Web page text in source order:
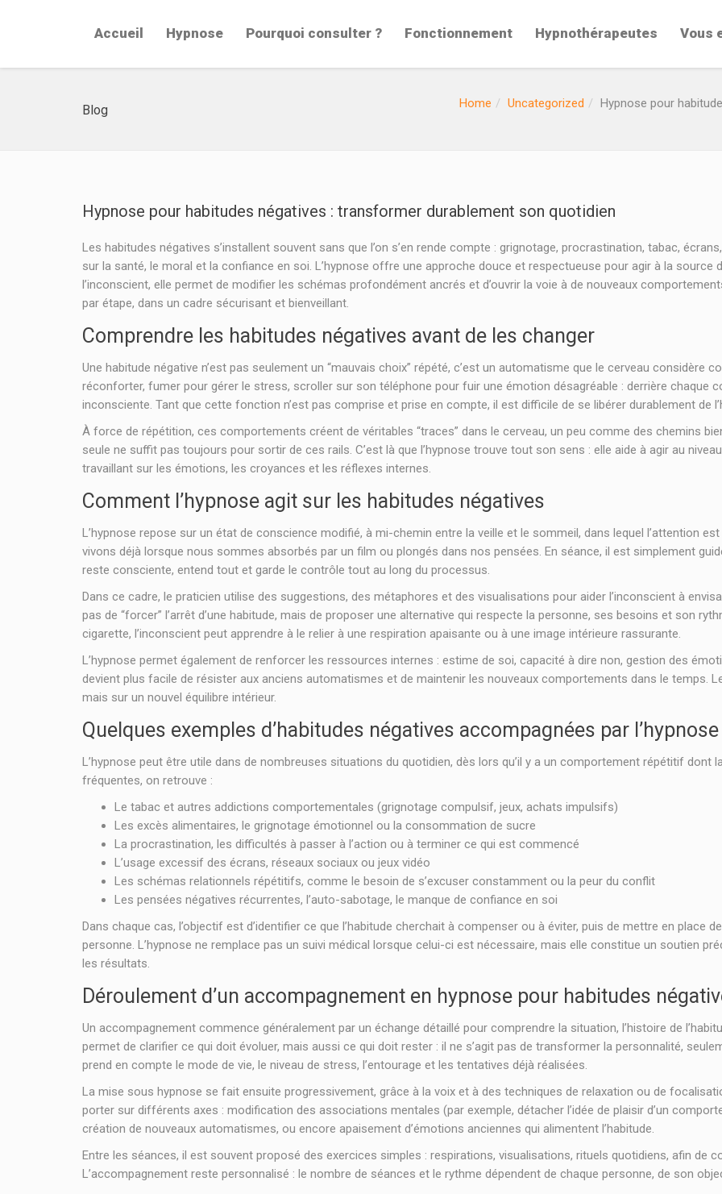
Accueil Hypnose Pourquoi consulter ? Fonctionnement Hypnothérapeutes Vous
Blog Home Uncategorized Hypnose pour
Hypnose pour habitudes négatives : transformer durablement son quotidien
Les habitudes négatives s’installent souvent sans que l’on s’en rende compte : grignotage, procrastination, tabac,
sur la santé, le moral et la confiance en soi. L’hypnose offre une approche douce et respectueuse pour agir à la source
l’inconscient, elle permet de modifier les schémas profondément ancrés et d’ouvrir la voie à de nouveaux
par étape, dans un cadre sécurisant et bienveillant.
Comprendre les habitudes négatives avant de les changer
Une habitude négative n’est pas seulement un “mauvais choix” répété, c’est un automatisme que le cerveau considère
réconforter, fumer pour gérer le stress, scroller sur son téléphone pour fuir une émotion désagréable : derrière chaque
inconsciente. Tant que cette fonction n’est pas comprise et prise en compte, il est difficile de se libérer durablement de
À force de répétition, ces comportements créent de véritables “traces” dans le cerveau, un peu comme des chemins
seule ne suffit pas toujours pour sortir de ces rails. C’est là que l’hypnose trouve tout son sens : elle aide à agir au
travaillant sur les émotions, les croyances et les réflexes internes.
Comment l’hypnose agit sur les habitudes négatives
L’hypnose repose sur un état de conscience modifié, à mi-chemin entre la veille et le sommeil, dans lequel l’attention
vivons déjà lorsque nous sommes absorbés par un film ou plongés dans nos pensées. En séance, il est simplement
reste consciente, entend tout et garde le contrôle tout au long du processus.
Dans ce cadre, le praticien utilise des suggestions, des métaphores et des visualisations pour aider l’inconscient à
pas de “forcer” l’arrêt d’une habitude, mais de proposer une alternative qui respecte la personne, ses besoins et son
cigarette, l’inconscient peut apprendre à le relier à une respiration apaisante ou à une image intérieure rassurante.
L’hypnose permet également de renforcer les ressources internes : estime de soi, capacité à dire non, gestion des
devient plus facile de résister aux anciens automatismes et de maintenir les nouveaux comportements dans le temps.
mais sur un nouvel équilibre intérieur.
Quelques exemples d’habitudes négatives accompagnées par l’hypnose
L’hypnose peut être utile dans de nombreuses situations du quotidien, dès lors qu’il y a un comportement répétitif dont
fréquentes, on retrouve :
Le tabac et autres addictions comportementales (grignotage compulsif, jeux, achats impulsifs)
Les excès alimentaires, le grignotage émotionnel ou la consommation de sucre
La procrastination, les difficultés à passer à l’action ou à terminer ce qui est commencé
L’usage excessif des écrans, réseaux sociaux ou jeux vidéo
Les schémas relationnels répétitifs, comme le besoin de s’excuser constamment ou la peur du conflit
Les pensées négatives récurrentes, l’auto-sabotage, le manque de confiance en soi
Dans chaque cas, l’objectif est d’identifier ce que l’habitude cherchait à compenser ou à éviter, puis de mettre en place
personne. L’hypnose ne remplace pas un suivi médical lorsque celui-ci est nécessaire, mais elle constitue un soutien
les résultats.
Déroulement d’un accompagnement en hypnose pour habitudes
Un accompagnement commence généralement par un échange détaillé pour comprendre la situation, l’histoire de
permet de clarifier ce qui doit évoluer, mais aussi ce qui doit rester : il ne s’agit pas de transformer la personnalité,
prend en compte le mode de vie, le niveau de stress, l’entourage et les tentatives déjà réalisées.
La mise sous hypnose se fait ensuite progressivement, grâce à la voix et à des techniques de relaxation ou de
porter sur différents axes : modification des associations mentales (par exemple, détacher l’idée de plaisir d’un
création de nouveaux automatismes, ou encore apaisement d’émotions anciennes qui alimentent l’habitude.
Entre les séances, il est souvent proposé des exercices simples : respirations, visualisations, rituels quotidiens, afin de
L’accompagnement reste personnalisé : le nombre de séances et le rythme dépendent de chaque personne, de son